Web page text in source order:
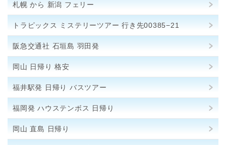
札幌 から 新潟 フェリー
トラピックス ミステリーツアー 行き先00385−21
阪急交通社 石垣島 羽田発
岡山 日帰り 格安
福井駅発 日帰り バスツアー
福岡発 ハウステンボス 日帰り
岡山 直島 日帰り